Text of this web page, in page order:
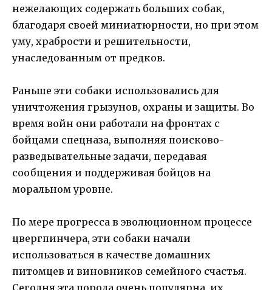
нежелающих содержать больших собак,
благодаря своей миниатюрности, но при этом
уму, храбрости и решительности,
унаследованным от предков.
Раньше эти собаки использовались для
уничтожения грызунов, охраны и защиты. Во
время войн они работали на фронтах с
бойцами спецназа, выполняя поисково-
разведывательные задачи, передавая
сообщения и поддерживая бойцов на
моральном уровне.
По мере прогресса в эволюционном процессе
цвергпинчера, эти собаки начали
использоваться в качестве домашних
питомцев и виновников семейного счастья.